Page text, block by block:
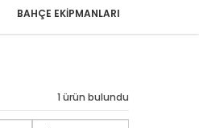
BAHÇE EKIPMANLARI
1 ürün bulundu